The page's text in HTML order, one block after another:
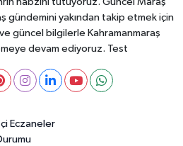
gündemini yakından takip etmek için
güncel bilgilerle Kahramanmaraş
devam ediyoruz. Test
Eczaneler